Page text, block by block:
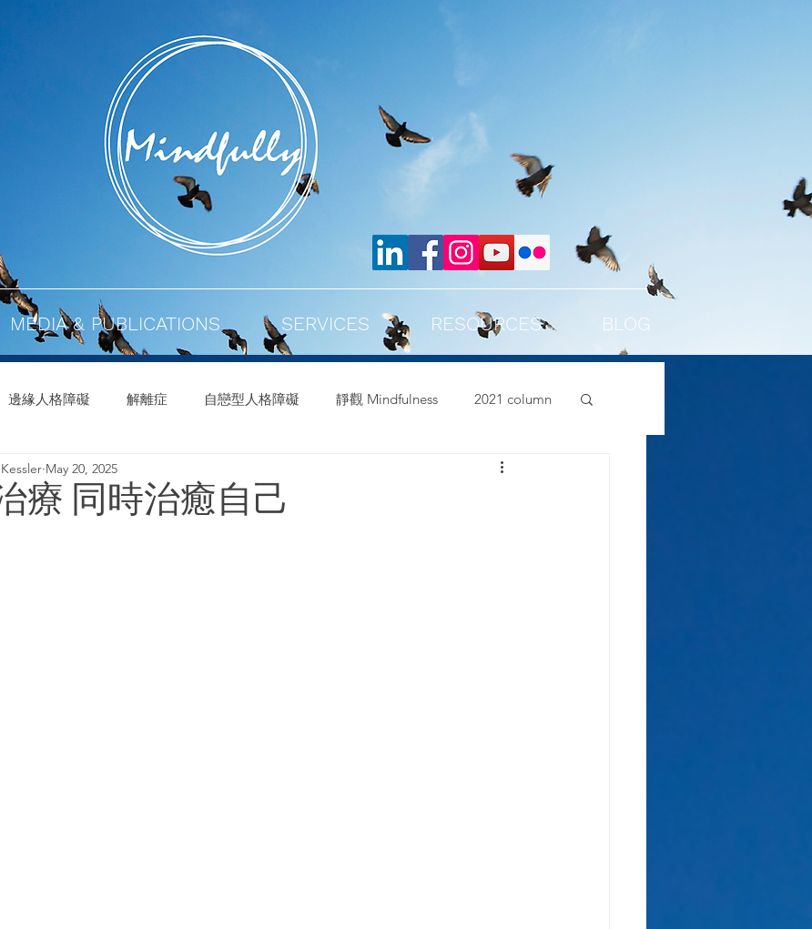
MEDIA & PUBLICATIONS SERVICES RESOURCES BLOG
邊緣人格障礙 解離症 自戀型人格障礙 靜觀 Mindfulness 2021 column
2018 column
療 同時治癒自己
May 20, 2025